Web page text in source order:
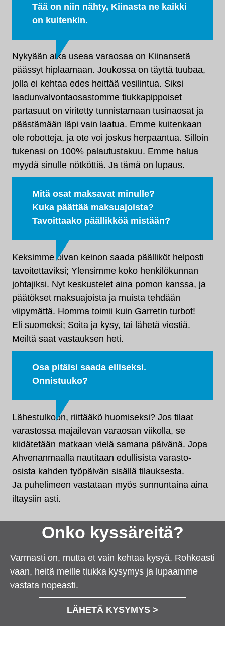
Tää on niin nähty, Kiinasta ne kaikki
on kuitenkin.
Nykyään aika useaa varaosaa on Kiinansetä
päässyt hiplaamaan. Joukossa on täyttä tuubaa,
jolla ei kehtaa edes heittää vesilintua. Siksi
laadunvalvontaosastomme tiukkapippoiset
partasuut on viritetty tunnistamaan tusinaosat ja
päästämään läpi vain laatua. Emme kuitenkaan
ole robotteja, ja ote voi joskus herpaantua. Silloin
tukenasi on 100% palautustakuu. Emme halua
myydä sinulle nötköttiä. Ja tämä on lupaus.
Mitä osat maksavat minulle?
Kuka päättää maksuajoista?
Tavoittaako päällikköä mistään?
Keksimme oivan keinon saada päälliköt helposti
tavoitettaviksi; Ylensimme koko henkilökunnan
johtajiksi. Nyt keskustelet aina pomon kanssa, ja
päätökset maksuajoista ja muista tehdään
viipymättä. Homma toimii kuin Garretin turbot!
Eli suomeksi; Soita ja kysy, tai lähetä viestiä.
Meiltä saat vastauksen heti.
Osa pitäisi saada eiliseksi.
Onnistuuko?
Lähestulkoon, riittääkö huomiseksi? Jos tilaat
varastossa majailevan varaosan viikolla, se
kiidätetään matkaan vielä samana päivänä. Jopa
Ahvenanmaalla nautitaan edullisista varasto-
osista kahden työpäivän sisällä tilauksesta.
Ja puhelimeen vastataan myös sunnuntaina aina
iltaysiin asti.
Onko kyssäreitä?
Varmasti on, mutta et vain kehtaa kysyä. Rohkeasti
vaan, heitä meille tiukka kysymys ja lupaamme
vastata nopeasti.
LÄHETÄ KYSYMYS >